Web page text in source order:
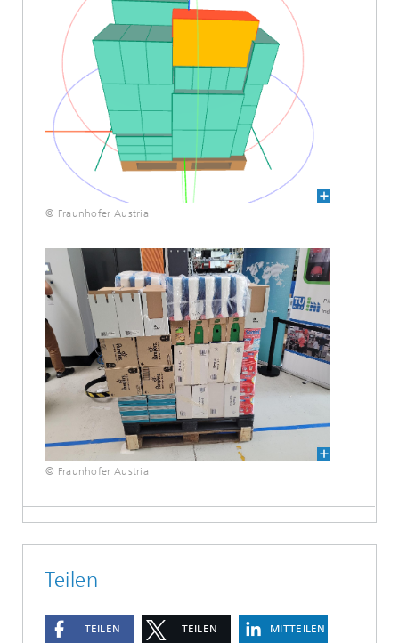
© Fraunhofer Austria
© Fraunhofer Austria
Teilen
TEILEN TEILEN MITTEILEN